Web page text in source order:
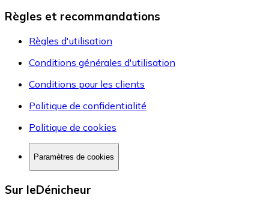
Règles et recommandations
Règles d'utilisation
Conditions générales d'utilisation
Conditions pour les clients
Politique de confidentialité
Politique de cookies
Paramètres de cookies
Sur leDénicheur